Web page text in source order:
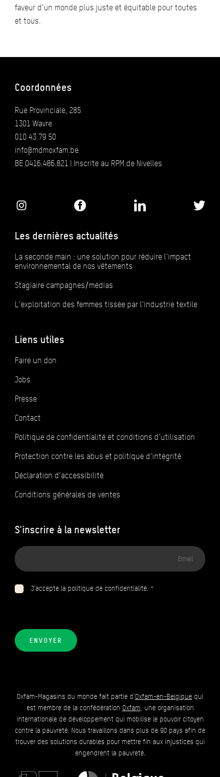
faveur d’un monde plus juste et équitable pour toutes
et tous.
Coordonnées
Rue Provinciale, 285
1301 Wavre
010 43 79 50
info@mdmoxfam.be
BE 0416.486.821 | Inscrite au RPM de Nivelles
Les dernières actualités
La seconde main : une solution pour réduire l’impact
environnemental de nos vêtements
Stagiaire campagnes/médias
L’exploitation des femmes tissée par l’industrie textile
Liens utiles
Faire un don
Jobs
Presse
Contact
Politique de confidentialité et conditions d’utilisation
Protection contre les abus et politique d’intégrité
Déclaration d’accessibilité
Conditions générales de ventes
S'inscrire à la newsletter
Adresse
email
J’accepte la politique de confidentialité. *
ENVOYER
Oxfam-Magasins du monde fait partie d'Oxfam-en-Belgique qui
est membre de la confédération Oxfam, une organisation
internationale de développement qui mobilise le pouvoir citoyen
contre la pauvreté. Nous travaillons dans plus de 90 pays afin de
trouver des solutions durables pour mettre fin aux injustices qui
engendrent la pauvreté.